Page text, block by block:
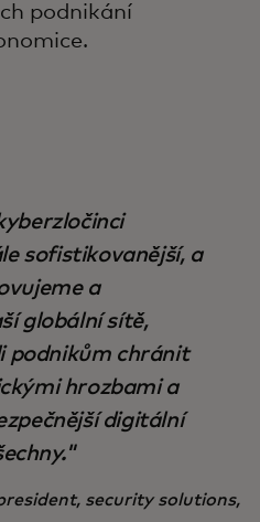
podnikání
sofistikovanější, a
a
globální sítě,
podnikům chránit
hrozbami a
digitální
security solutions,